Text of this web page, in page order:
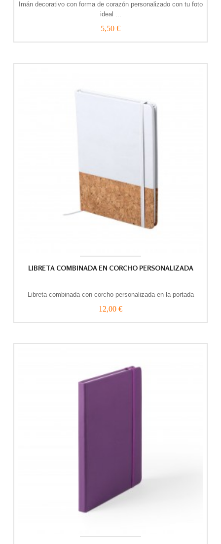
Imán decorativo con forma de corazón personalizado con tu foto
ideal ...
5,50 €
LIBRETA COMBINADA EN CORCHO PERSONALIZADA
Libreta combinada con corcho personalizada en la portada
12,00 €